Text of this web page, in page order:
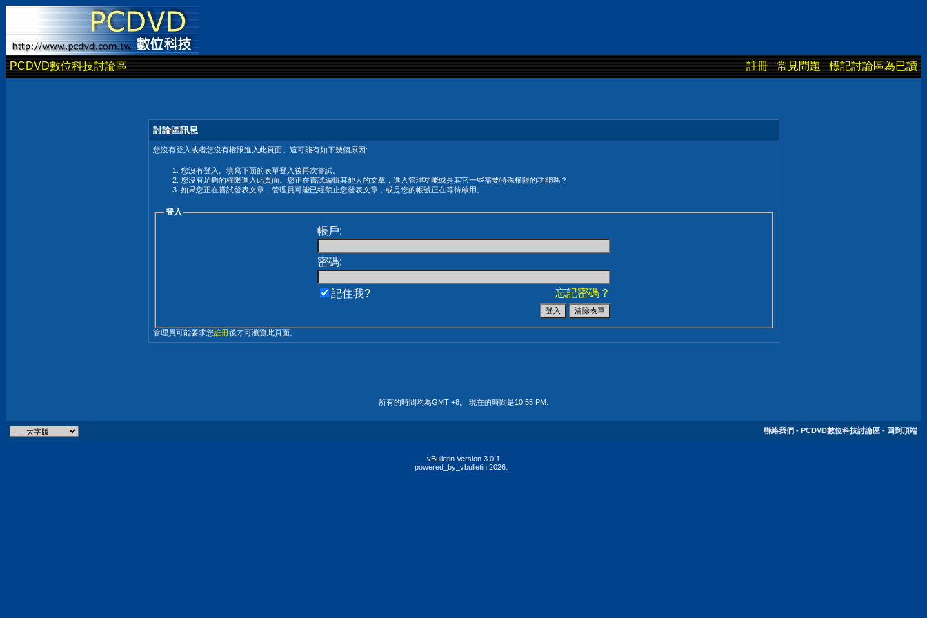
PCDVD數位科技討論區 註冊 常見問題 標記討論區為已讀
討論區訊息
您沒有登入或者您沒有權限進入此頁面。這可能有如下幾個原因:
您沒有登入。填寫下面的表單登入後再次嘗試。
您沒有足夠的權限進入此頁面。您正在嘗試編輯其他人的文章，進入管理功能或是其它一些需要特殊權限的功能嗎？
如果您正在嘗試發表文章，管理員可能已經禁止您發表文章，或是您的帳號正在等待啟用。
登入
帳戶:
密碼:
忘記密碼？
記住我?
管理員可能要求您註冊後才可瀏覽此頁面。
所有的時間均為GMT +8。 現在的時間是10:55 PM
聯絡我們 - PCDVD數位科技討論區 - 回到頂端
vBulletin Version 3.0.1
powered_by_vbulletin 2026。